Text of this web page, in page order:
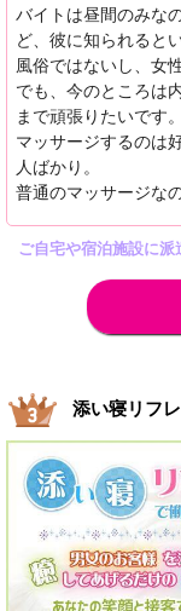
バイトは昼間のみな
ど、彼に知られると
風俗ではないし、女
でも、今のところは
まで頑張りたいです。
マッサージするのは
人ばかり。
普通のマッサージな
ご自宅や宿泊施設に派
添い寝リフ